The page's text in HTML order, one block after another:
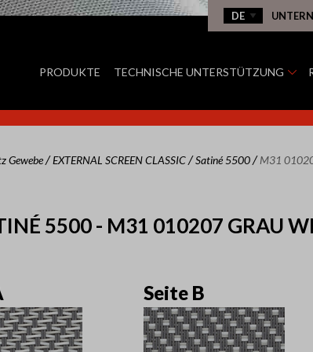
PRODUKTE TECHNISCHE UNTERSTÜTZUNG
Gewebe/EXTERNAL SCREEN CLASSIC/Satiné 5500/M31
5500 - M31 010207 GRAU
Seite B